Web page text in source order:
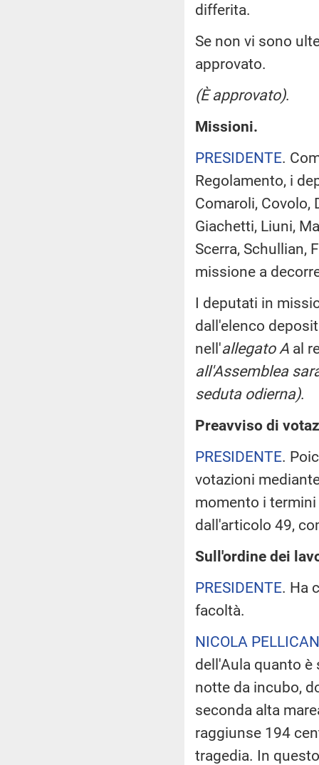
differita.
Se non vi sono
approvato.
(È approvato).
Missioni.
PRESIDENTE.
Regolamento, i
Comaroli, Covolo,
Giachetti, Liuni,
Scerra, Schullian,
missione a
I deputati in
dall'elenco
nell'allegato A al
all'Assemblea
seduta odierna).
Preavviso di
PRESIDENTE.
votazioni
momento i
dall'articolo 49,
Sull'ordine dei
PRESIDENTE. Ha
facoltà.
NICOLA
dell'Aula quanto è
notte da incubo,
seconda alta
raggiunse 194
tragedia. In